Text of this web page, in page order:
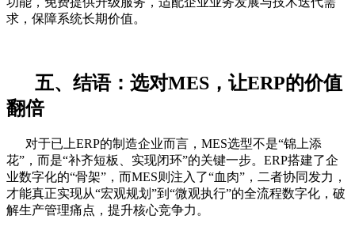
求，保障系统长期价值。
五、结语：选对MES，让ERP的价值
翻倍
对于已上ERP的制造企业而言，MES选型不是“锦上添
花”，而是“补齐短板、实现闭环”的关键一步。ERP搭建了企
业数字化的“骨架”，而MES则注入了“血肉”，二者协同发力，
才能真正实现从“宏观规划”到“微观执行”的全流程数字化，破
解生产管理痛点，提升核心竞争力。